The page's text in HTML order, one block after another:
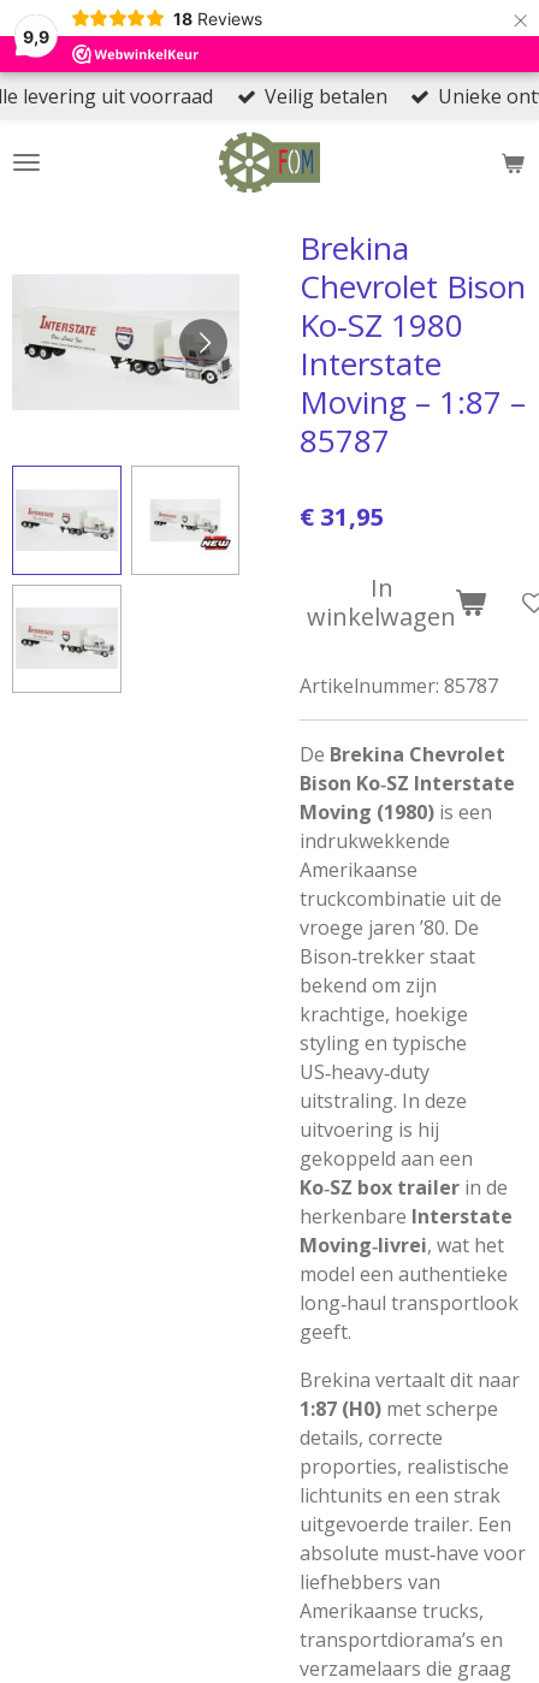
9,9
18 Reviews ×
levering uit voorraad Veilig betalen Unieke
Brekina
Chevrolet Bison
Ko‑SZ 1980
Interstate
Moving – 1:87 –
85787
€ 31,95
In
winkelwagen
Artikelnummer: 85787
De Brekina Chevrolet
Bison Ko‑SZ Interstate
Moving (1980) is een
indrukwekkende
Amerikaanse
truckcombinatie uit de
vroege jaren ’80. De
Bison‑trekker staat
bekend om zijn
krachtige, hoekige
styling en typische
US‑heavy‑duty
uitstraling. In deze
uitvoering is hij
gekoppeld aan een
Ko‑SZ box trailer in de
herkenbare Interstate
Moving‑livrei, wat het
model een authentieke
long‑haul transportlook
geeft.
Brekina vertaalt dit naar
1:87 (H0) met scherpe
details, correcte
proporties, realistische
lichtunits en een strak
uitgevoerde trailer. Een
absolute must‑have voor
liefhebbers van
Amerikaanse trucks,
transportdiorama’s en
verzamelaars die graag